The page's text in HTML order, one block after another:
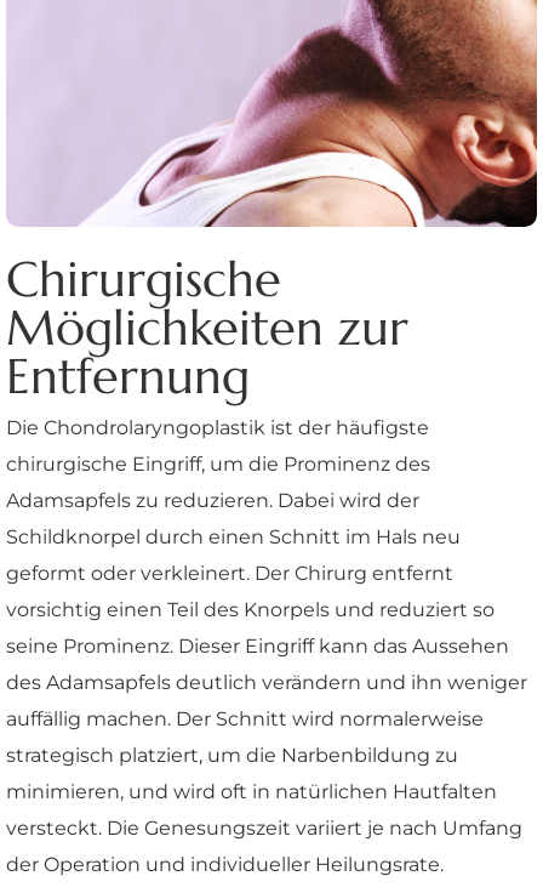
Chirurgische
Möglichkeiten zur
Entfernung
Die Chondrolaryngoplastik ist der häufigste
chirurgische Eingriff, um die Prominenz des
Adamsapfels zu reduzieren. Dabei wird der
Schildknorpel durch einen Schnitt im Hals neu
geformt oder verkleinert. Der Chirurg entfernt
vorsichtig einen Teil des Knorpels und reduziert so
seine Prominenz. Dieser Eingriff kann das Aussehen
des Adamsapfels deutlich verändern und ihn weniger
auffällig machen. Der Schnitt wird normalerweise
strategisch platziert, um die Narbenbildung zu
minimieren, und wird oft in natürlichen Hautfalten
versteckt. Die Genesungszeit variiert je nach Umfang
der Operation und individueller Heilungsrate.